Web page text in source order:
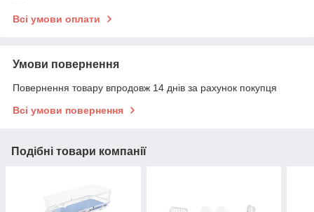
Всі умови оплати
Умови повернення
Повернення товару впродовж 14 днів за рахунок покупця
Всі умови повернення
Подібні товари компанії